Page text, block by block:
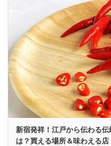
新宿発祥！江戸から伝わる
は？買える場所＆味わえる店